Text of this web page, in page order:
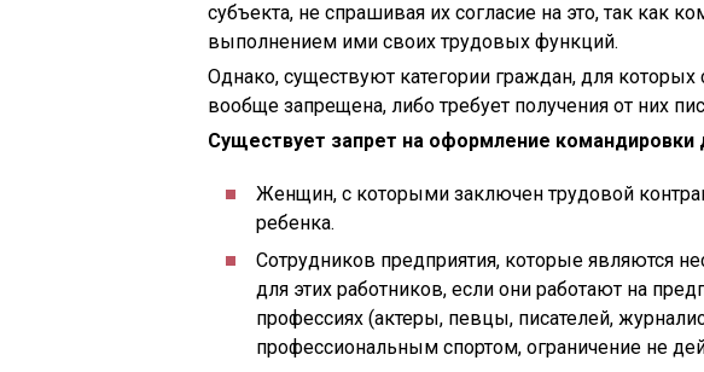
субъекта, не спрашивая их согласие на это, так как
выполнением ими своих трудовых функций.
Однако, существуют категории граждан, для
вообще запрещена, либо требует получения от них
Существует запрет на оформление командировки
Женщин, с которыми заключен трудовой
ребенка.
Сотрудников предприятия, которые являются
для этих работников, если они работают на
профессиях (актеры, певцы, писателей,
профессиональным спортом, ограничение не